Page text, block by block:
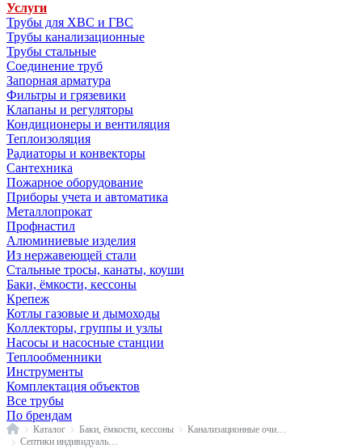
Услуги
Трубы для ХВС и ГВС
Трубы канализационные
Трубы стальные
Соединение труб
Запорная арматура
Фильтры и грязевики
Клапаны и регуляторы
Кондиционеры и вентиляция
Теплоизоляция
Радиаторы и конвекторы
Сантехника
Пожарное оборудование
Приборы учета и автоматика
Металлопрокат
Профнастил
Алюминиевые изделия
Из нержавеющей стали
Стальные тросы, канаты, коуши
Баки, ёмкости, кессоны
Крепеж
Котлы газовые и дымоходы
Коллекторы, группы и узлы
Насосы и насосные станции
Теплообменники
Инструменты
Комплектация объектов
Все трубы
По брендам
ГлавнаяКаталог Баки, ёмкости, кессоны
Септики индивидуальные многоступенчатые